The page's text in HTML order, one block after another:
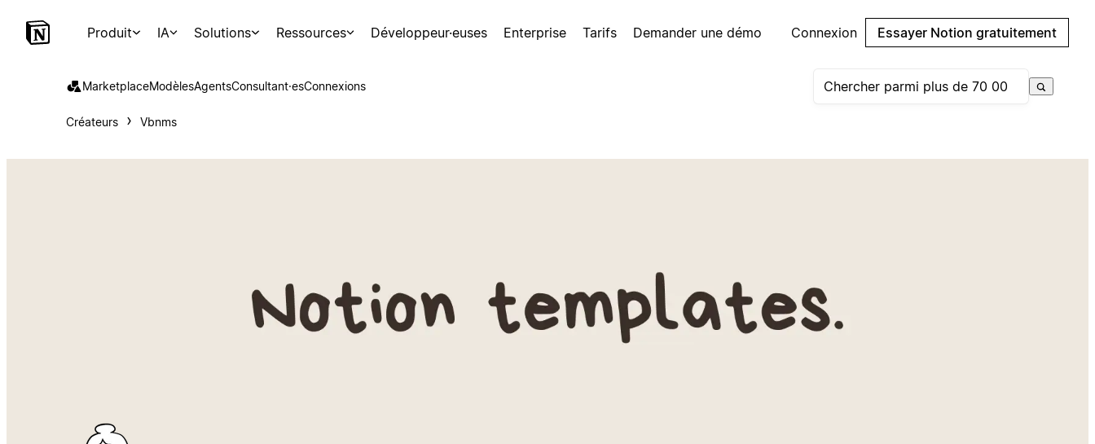
Produit IA Solutions Ressources Développeur·euses Enterprise Tarifs Demander une démo Connexion Essayer Notion gratuitement
MarketplaceModèlesAgentsConsultant·esConnexions
Créateurs Vbnms